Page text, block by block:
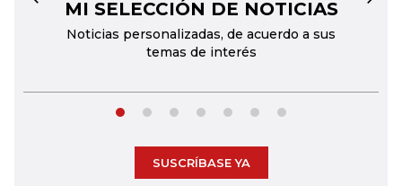
MI SELECCIÓN DE NOTICIAS
Noticias personalizadas, de acuerdo a sus
temas de interés
← →
SUSCRÍBASE YA